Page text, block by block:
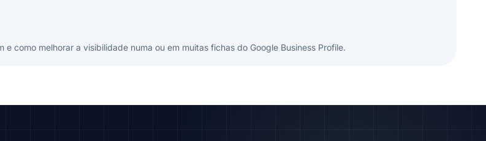
como melhorar a visibilidade numa ou em muitas fichas do Google Business Profile.